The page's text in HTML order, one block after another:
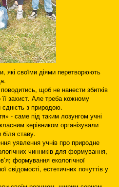
які своїми діями перетворюють
щоб не нанести збитків
її захист. Але треба кожному
з природою.
- саме під таким лозунгом учні
керівником організували
біля ставу.
уявлення учнів про природне
чинників для формування,
формування екологічної
свідомості, естетичних почуттів у